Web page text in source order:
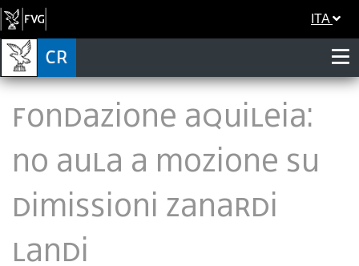
ITA
Fondazione Aquileia:
no Aula a mozione su
dimissioni Zanardi
Landi